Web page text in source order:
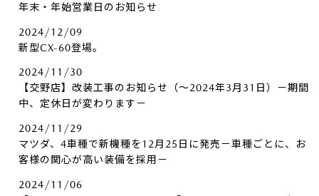
年末・年始営業日のお知らせ
2024/12/09
新型CX-60登場。
2024/11/30
【交野店】改装工事のお知らせ（～2024年3月31日）－期間
中、定休日が変わります－
2024/11/29
マツダ、4車種で新機種を12月25日に発売－車種ごとに、お
客様の関心が高い装備を採用－
2024/11/06